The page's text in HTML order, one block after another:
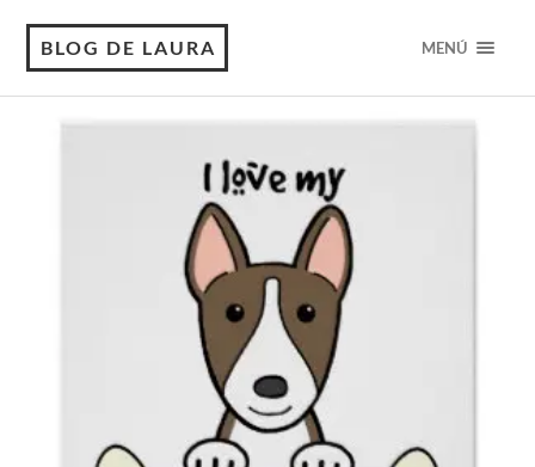
BLOG DE LAURA MENÚ